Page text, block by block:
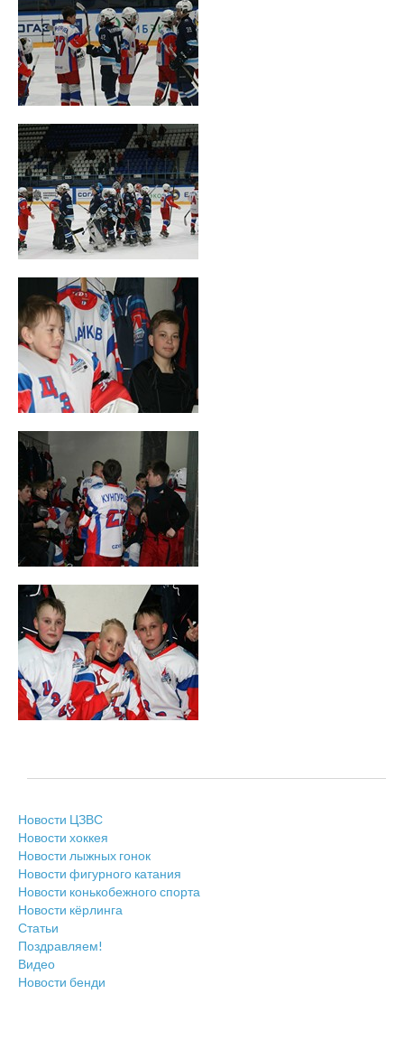
Новости ЦЗВС
Новости хоккея
Новости лыжных гонок
Новости фигурного катания
Новости конькобежного спорта
Новости кёрлинга
Статьи
Поздравляем!
Видео
Новости бенди